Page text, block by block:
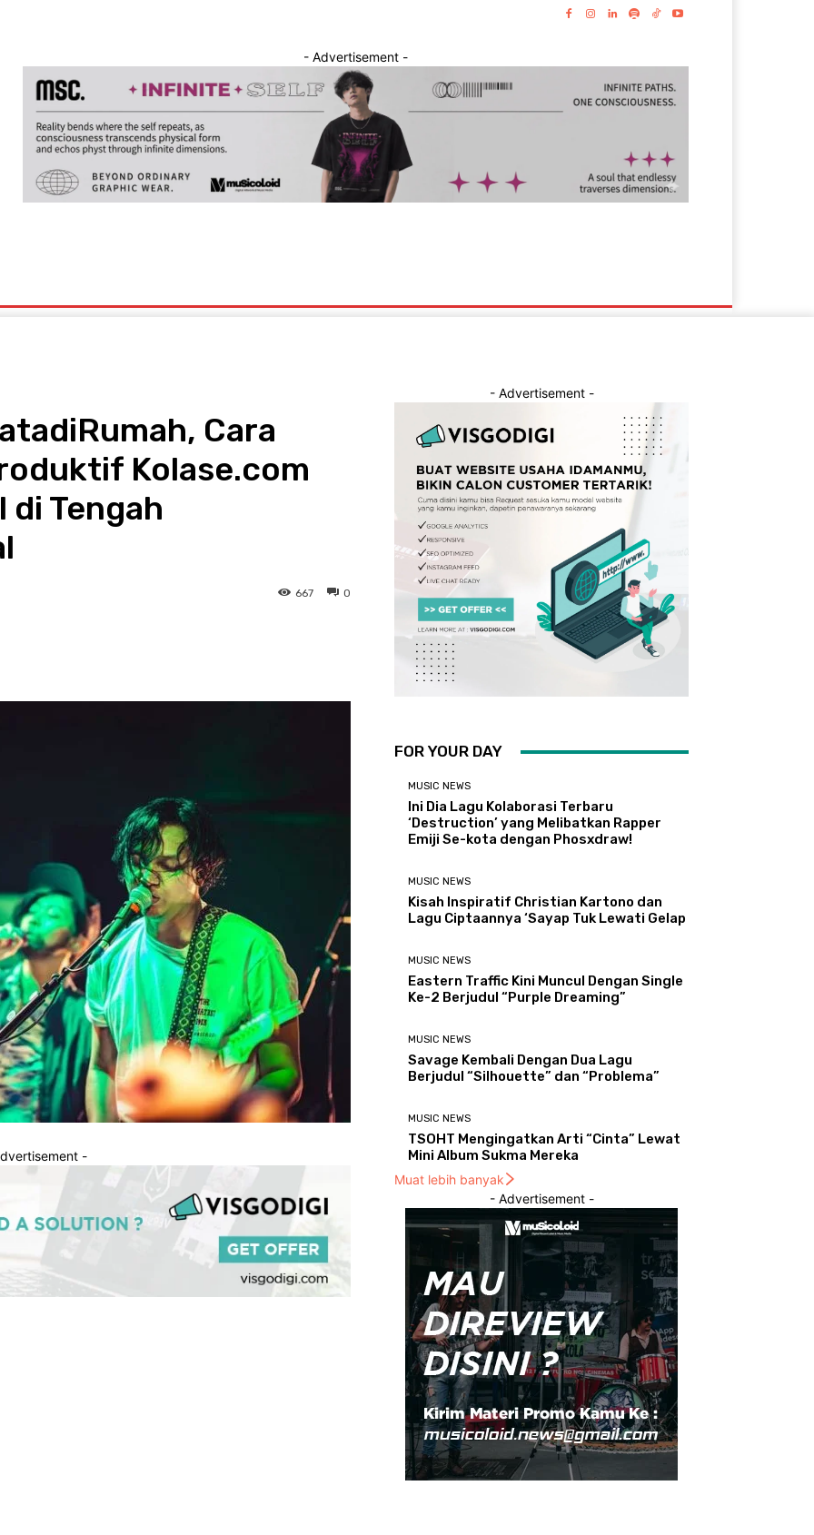
- Advertisement -
Cara
Kolase.com
Tengah
0
667
-
- Advertisement -
FOR YOUR DAY
MUSIC NEWS
Ini Dia Lagu Kolaborasi Terbaru
‘Destruction’ yang Melibatkan Rapper
Emiji Se-kota dengan Phosxdraw!
MUSIC NEWS
Kisah Inspiratif Christian Kartono dan
Lagu Ciptaannya ‘Sayap Tuk Lewati Gelap
MUSIC NEWS
Eastern Traffic Kini Muncul Dengan Single
Ke-2 Berjudul “Purple Dreaming”
MUSIC NEWS
Savage Kembali Dengan Dua Lagu
Berjudul “Silhouette” dan “Problema”
MUSIC NEWS
TSOHT Mengingatkan Arti “Cinta” Lewat
Mini Album Sukma Mereka
Muat lebih banyak
- Advertisement -